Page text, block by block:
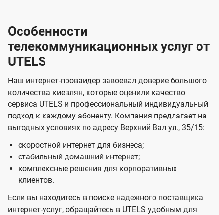
Особенности
телекоммуникационных услуг от
UTELS
Наш интернет-провайдер завоевал доверие большого
количества киевлян, которые оценили качество
сервиса UTELS и профессиональный индивидуальный
подход к каждому абоненту. Компания предлагает на
выгодных условиях по адресу Верхний Вал ул., 35/15:
скоростной интернет для бизнеса;
стабильный домашний интернет;
комплексные решения для корпоративных
клиентов.
Если вы находитесь в поиске надежного поставщика
интернет-услуг, обращайтесь в UTELS удобным для